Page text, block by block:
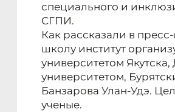
специального и
СГПИ.
Как рассказали в
школу институт
университетом
университетом,
Банзарова Улан-Удэ.
ученые.